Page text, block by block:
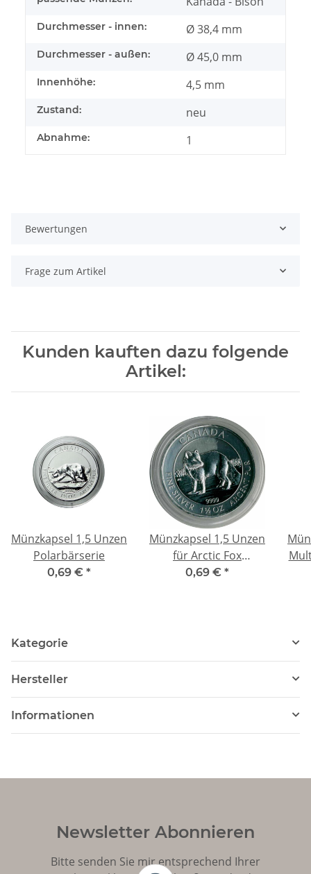
Durchmesser - innen: Ø 38,4 mm
Durchmesser - außen: Ø 45,0 mm
Innenhöhe: 4,5 mm
Zustand: neu
Abnahme: 1
Bewertungen
Frage zum Artikel
Kunden kauften dazu folgende
Artikel:
Münzkapsel 1,5 Unzen
Polarbärserie
0,69 € *
Münzkapsel 1,5 Unzen
für Arctic Fox
Polarfuchs
0,69 € *
Kategorie
Hersteller
Informationen
Newsletter Abonnieren
Bitte senden Sie mir entsprechend Ihrer